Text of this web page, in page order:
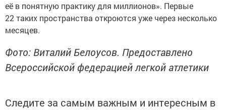
её в понятную практику для миллионов». Первые
22 таких пространства откроются уже через несколько
месяцев.
Фото: Виталий Белоусов. Предоставлено
Всероссийской федерацией легкой атлетики
Следите за самым важным и интересным в